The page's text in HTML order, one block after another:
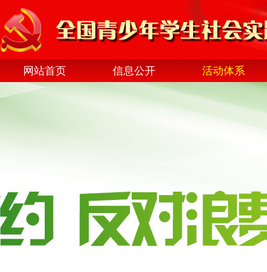
网站首页 信息公开 活动体系